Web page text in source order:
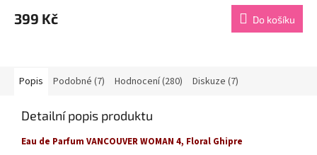
produktu
je
hvězdiček.
399 Kč Do košíku
Popis Podobné (7) Hodnocení (280) Diskuze (7)
Detailní popis produktu
Eau de Parfum VANCOUVER WOMAN 4, Floral Ghipre